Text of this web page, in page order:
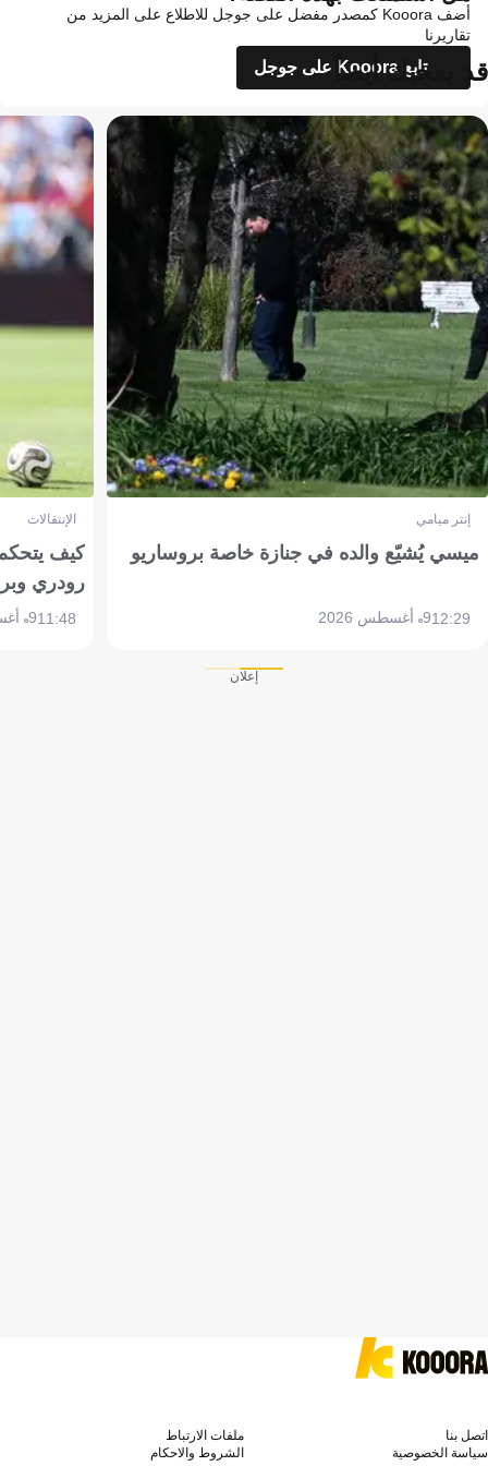
أضف Kooora كمصدر مفضل على جوجل للاطلاع على المزيد من
تقاريرنا
تابع Kooora على جوجل
قد يعجبك أيضاً
إنتر ميامي
ميسي يُشيّع والده في جنازة خاصة بروساريو
12:299 أغسطس 2026
الإنتقالات
كيف
رودري
11:489 أغسطس 2026
إعلان
اتصل بنا
ملفات الارتباط
سياسة الخصوصية
الشروط والاحكام